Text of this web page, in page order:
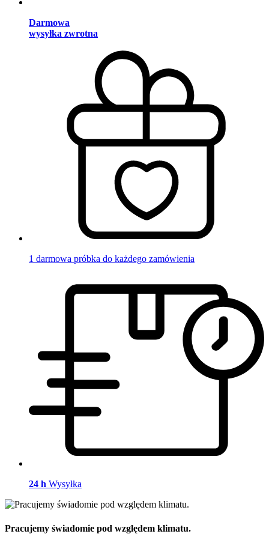
Darmowa
wysyłka zwrotna
1 darmowa próbka do każdego zamówienia
24 h Wysyłka
Pracujemy świadomie pod względem klimatu.